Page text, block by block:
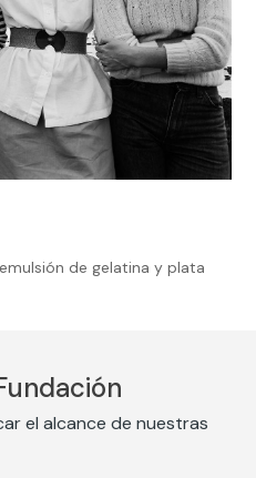
de gelatina y plata
el alcance de nuestras